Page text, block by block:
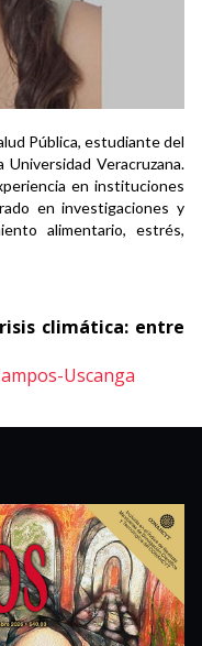
Pública, estudiante del
Veracruzana.
en instituciones
en investigaciones y
alimentario, estrés,
climática: entre
Uscanga